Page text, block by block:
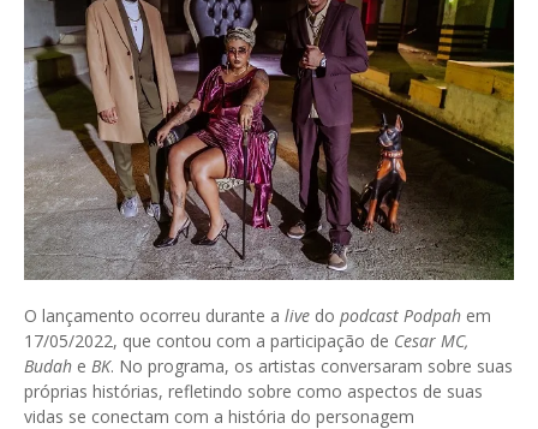
O lançamento ocorreu durante a live do podcast Podpah em
17/05/2022, que contou com a participação de Cesar MC,
Budah e BK. No programa, os artistas conversaram sobre suas
próprias histórias, refletindo sobre como aspectos de suas
vidas se conectam com a história do personagem